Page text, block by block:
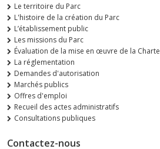
Le territoire du Parc
L'histoire de la création du Parc
L’établissement public
Les missions du Parc
Évaluation de la mise en œuvre de la Charte
La réglementation
Demandes d'autorisation
Marchés publics
Offres d'emploi
Recueil des actes administratifs
Consultations publiques
Contactez-nous